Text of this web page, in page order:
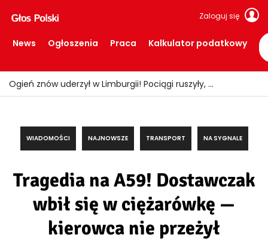
Zaloguj się
News Ogłoszenia Praca Kalkulator podatkowy
Ogień znów uderzył w Limburgii! Pociągi ruszyły, ale teren nadal zamknięty
WIADOMOŚCI NAJNOWSZE TRANSPORT NA SYGNALE
Tragedia na A59! Dostawczak
wbił się w ciężarówkę —
kierowca nie przeżył